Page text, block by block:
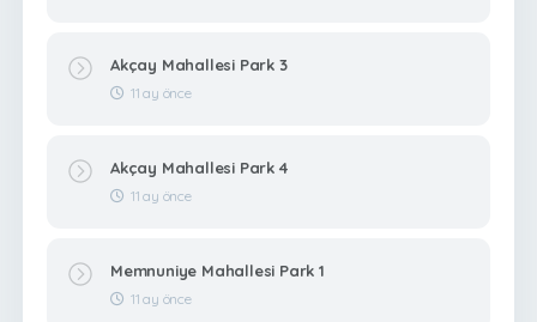
Akçay Mahallesi Park 3
11 ay önce
Akçay Mahallesi Park 4
11 ay önce
Memnuniye Mahallesi Park 1
11 ay önce